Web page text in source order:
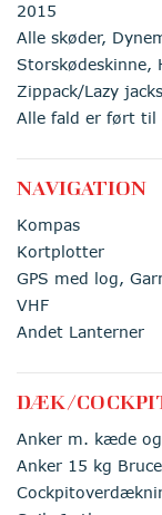
2015
Alle skøder,
Storskødeskinne,
Zippack/Lazy
Alle fald er ført til
NAVIGATION
Kompas
Kortplotter
GPS med log,
VHF
Andet Lanterner
DÆK/
Anker m. kæde
Anker 15 kg Bruce